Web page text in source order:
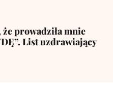
prowadziła mnie
List uzdrawiający